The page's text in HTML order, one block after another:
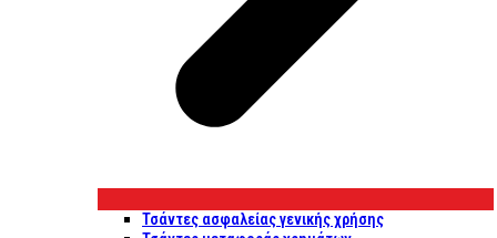
Τσάντες ασφαλείας γενικής χρήσης